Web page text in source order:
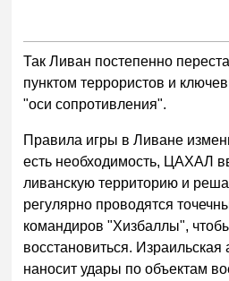
Так Ливан постепенно
пунктом террористов и
"оси сопротивления".
Правила игры в Ливане
есть необходимость, ЦАХАЛ
ливанскую территорию и
регулярно проводятся
командиров "Хизбаллы",
восстановиться.
наносит удары по объектам